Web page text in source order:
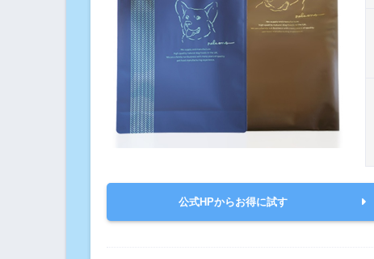
公式HPからお得に試す